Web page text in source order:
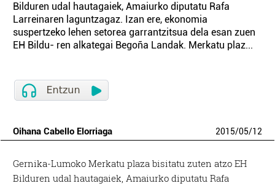
Bilduren udal hautagaiek, Amaiurko diputatu Rafa
Larreinaren laguntzagaz. Izan ere, ekonomia
suspertzeko lehen setorea garrantzitsua dela esan zuen
EH Bildu- ren alkategai Begoña Landak. Merkatu plaz...
Oihana Cabello Elorriaga 2015/05/12
Gernika-Lumoko Merkatu plaza bisitatu zuten atzo EH
Bilduren udal hautagaiek, Amaiurko diputatu Rafa